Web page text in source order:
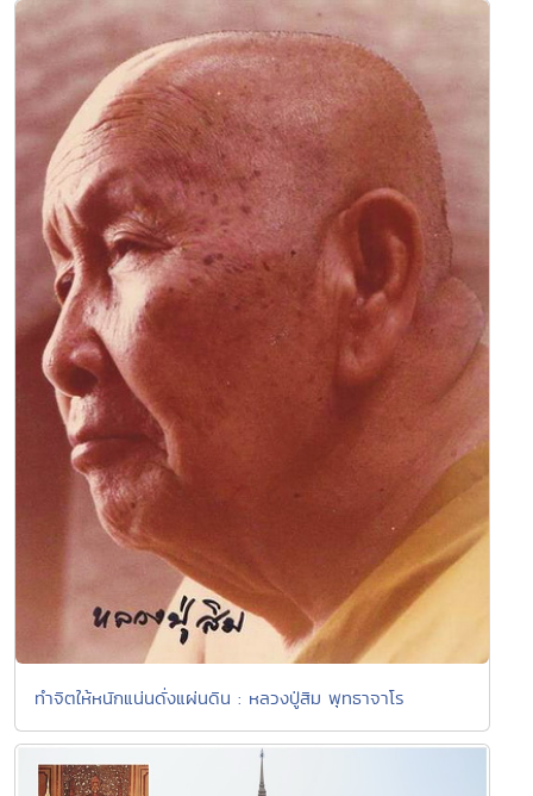
ทำจิตให้หนักแน่นดั่งแผ่นดิน : หลวงปู่สิม พุทธาจาโร